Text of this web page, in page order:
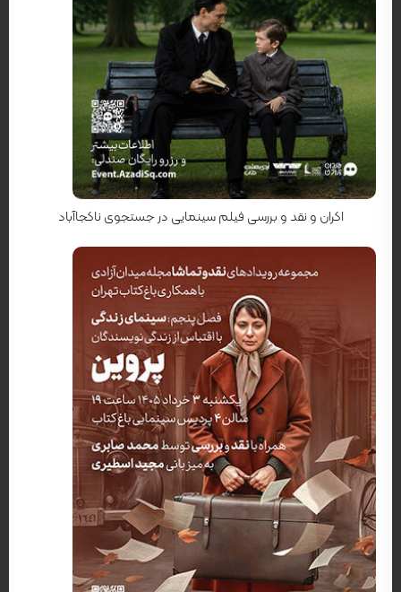
کارگردان: مارک فورستر
اکران و نقد و بررسی فیلم سینمایی در جستجوی ناکجاآباد